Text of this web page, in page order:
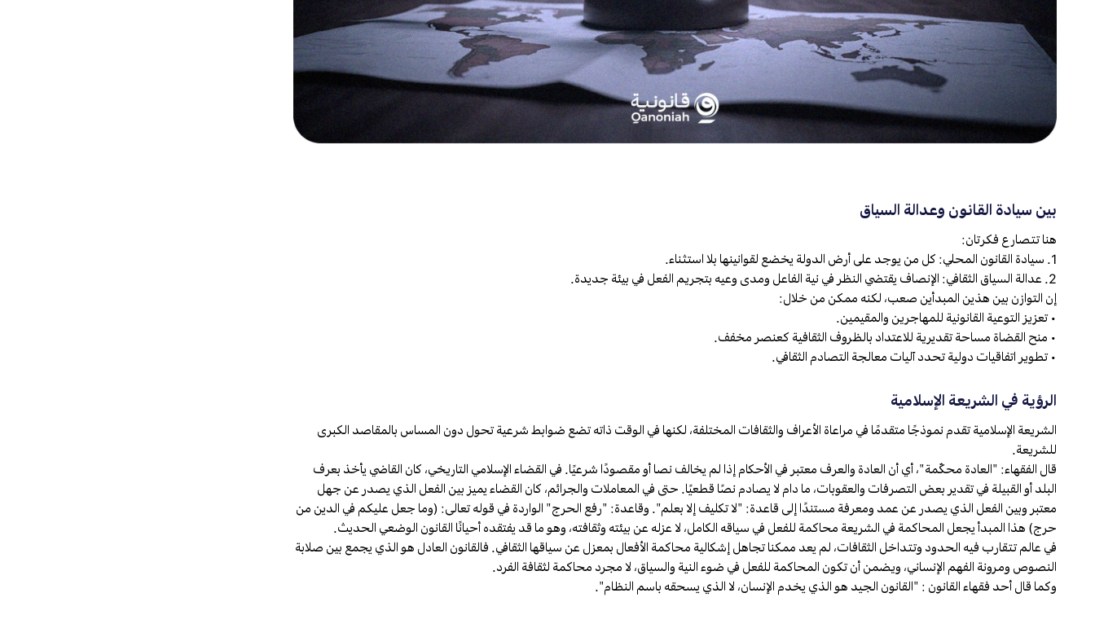
بين سيادة القانون وعدالة السياق
هنا تتصارع فكرتان:
1. سيادة القانون المحلي: كل من يوجد على أرض الدولة يخضع لقوانينها بلا استثناء.
2. عدالة السياق الثقافي: الإنصاف يقتضي النظر في نية الفاعل ومدى وعيه بتجريم الفعل في بيئة جديدة.
إن التوازن بين هذين المبدأين صعب، لكنه ممكن من خلال:
• تعزيز التوعية القانونية للمهاجرين والمقيمين.
• منح القضاة مساحة تقديرية للاعتداد بالظروف الثقافية كعنصر مخفف.
• تطوير اتفاقيات دولية تحدد آليات معالجة التصادم الثقافي.
الرؤية في الشريعة الإسلامية
الشريعة الإسلامية تقدم نموذجًا متقدمًا في مراعاة الأعراف والثقافات المختلفة، لكنها في الوقت ذاته تضع ضوابط شرعية تحول دون المساس بالمقاصد الكبرى
للشريعة.
قال الفقهاء: "العادة محكّمة"، أي أن العادة والعرف معتبر في الأحكام إذا لم يخالف نصا أو مقصودًا شرعيًا. في القضاء الإسلامي التاريخي، كان القاضي يأخذ بعرف
البلد أو القبيلة في تقدير بعض التصرفات والعقوبات، ما دام لا يصادم نصًا قطعيًا. حتى في المعاملات والجرائم، كان القضاء يميز بين الفعل الذي يصدر عن جهل
معتبر وبين الفعل الذي يصدر عن عمد ومعرفة مستندًا إلى قاعدة: "لا تكليف إلا بعلم". وقاعدة: "رفع الحرج" الواردة في قوله تعالى: (وما جعل عليكم في الدين من
حرج) هذا المبدأ يجعل المحاكمة في الشريعة محاكمة للفعل في سياقه الكامل، لا عزله عن بيئته وثقافته، وهو ما قد يفتقده أحيانًا القانون الوضعي الحديث.
في عالم تتقارب فيه الحدود وتتداخل الثقافات، لم يعد ممكنا تجاهل إشكالية محاكمة الأفعال بمعزل عن سياقها الثقافي. فالقانون العادل هو الذي يجمع بين صلابة
النصوص ومرونة الفهم الإنساني، ويضمن أن تكون المحاكمة للفعل في ضوء النية والسياق، لا مجرد محاكمة لثقافة الفرد.
وكما قال أحد فقهاء القانون : "القانون الجيد هو الذي يخدم الإنسان، لا الذي يسحقه باسم النظام".